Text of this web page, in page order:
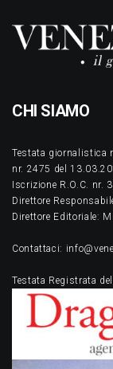
CHI SIAMO
Testata giornalistica
nr. 2475 del
Iscrizione R.O.C. nr.
Direttore
Direttore Editoriale:
Contattaci:
Testata Registrata